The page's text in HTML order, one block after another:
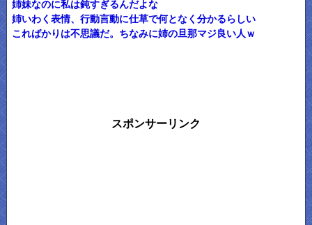
姉妹なのに私は鈍すぎるんだよな
姉いわく表情、行動言動に仕草で何となく分かるらしい
こればかりは不思議だ。ちなみに姉の旦那マジ良い人ｗ
スポンサーリンク